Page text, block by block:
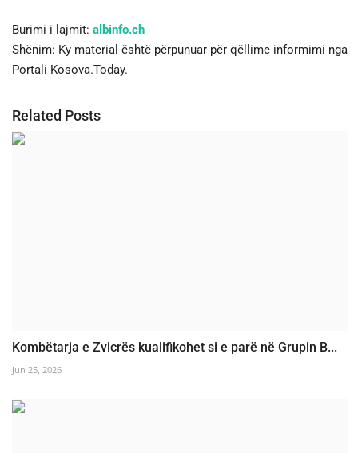
Burimi i lajmit: albinfo.ch
Shënim: Ky material është përpunuar për qëllime informimi nga
Portali Kosova.Today.
Related Posts
Kombëtarja e Zvicrës kualifikohet si e parë në Grupin B...
Jun 25, 2026